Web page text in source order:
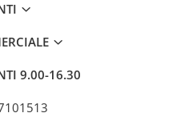
9.00-16.30